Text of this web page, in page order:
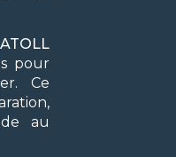
ATOLL
pour
Ce
au